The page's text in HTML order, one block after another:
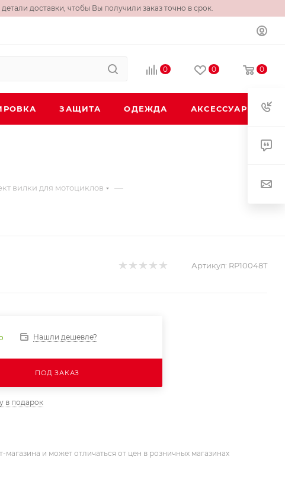
доставки, чтобы Вы получили заказ точно в срок.
0 0 0
ЗАЩИТА ОДЕЖДА АКСЕССУАРЫ
вилки для мотоциклов —
Артикул: RP10048T
Нашли дешевле?
ПОД ЗАКАЗ
в подарок
магазина и может отличаться от цен в розничных магазинах